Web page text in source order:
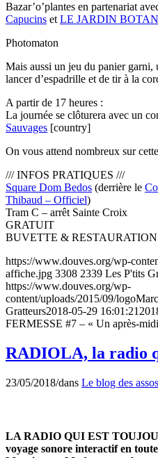
Bazar’o’plantes en partenariat
Capucins et LE JARDIN
Photomaton
Mais aussi un jeu du panier garni,
lancer d’espadrille et de tir à la
A partir de 17 heures :
La journée se clôturera avec un
Sauvages [country]
On vous attend nombreux sur
/// INFOS PRATIQUES ///
Square Dom Bedos (derrière le
Thibaud – Officiel)
Tram C – arrêt Sainte Croix
GRATUIT
BUVETTE &
https://www.douves.org/wp-
affiche.jpg 3308 2339 Les P'tits
https://www.douves.org/wp-
content/uploads/2015/09/
Gratteurs2018-05-29 16:01:21
FERMESSE #7 – « Un après-
RADIOLA, la radio
23/05/2018/dans Le blog des assos
LA RADIO QUI EST
voyage sonore interactif en